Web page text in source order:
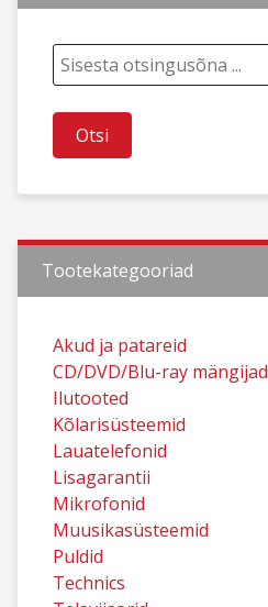
Tootekategooriad
Akud ja patareid
CD/DVD/Blu-ray mängijad
Ilutooted
Kõlarisüsteemid
Lauatelefonid
Lisagarantii
Mikrofonid
Muusikasüsteemid
Puldid
Technics